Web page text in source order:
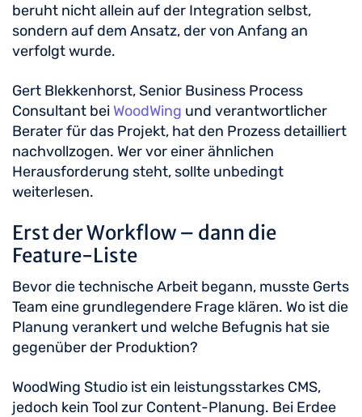
beruht nicht allein auf der Integration selbst,
sondern auf dem Ansatz, der von Anfang an
verfolgt wurde.
Gert Blekkenhorst, Senior Business Process
Consultant bei WoodWing und verantwortlicher
Berater für das Projekt, hat den Prozess detailliert
nachvollzogen. Wer vor einer ähnlichen
Herausforderung steht, sollte unbedingt
weiterlesen.
Erst der Workflow – dann die
Feature-Liste
Bevor die technische Arbeit begann, musste Gerts
Team eine grundlegendere Frage klären. Wo ist die
Planung verankert und welche Befugnis hat sie
gegenüber der Produktion?
WoodWing Studio ist ein leistungsstarkes CMS,
jedoch kein Tool zur Content-Planung. Bei Erdee